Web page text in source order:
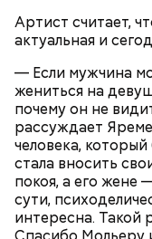
Артист считает,
актуальная и
— Если мужчина
жениться на
почему он не
рассуждает
человека,
стала вносить
покоя, а его жене
сути,
интересна. Такой
с сахарным
лишним весом.